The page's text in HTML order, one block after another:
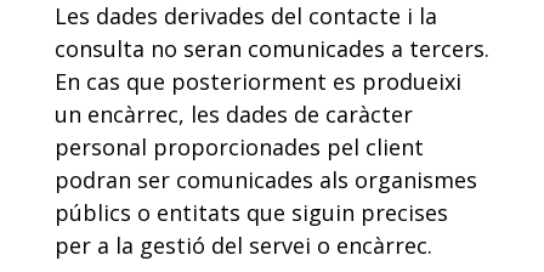
Les dades derivades del contacte i la
consulta no seran comunicades a tercers.
En cas que posteriorment es produeixi
un encàrrec, les dades de caràcter
personal proporcionades pel client
podran ser comunicades als organismes
públics o entitats que siguin precises
per a la gestió del servei o encàrrec.